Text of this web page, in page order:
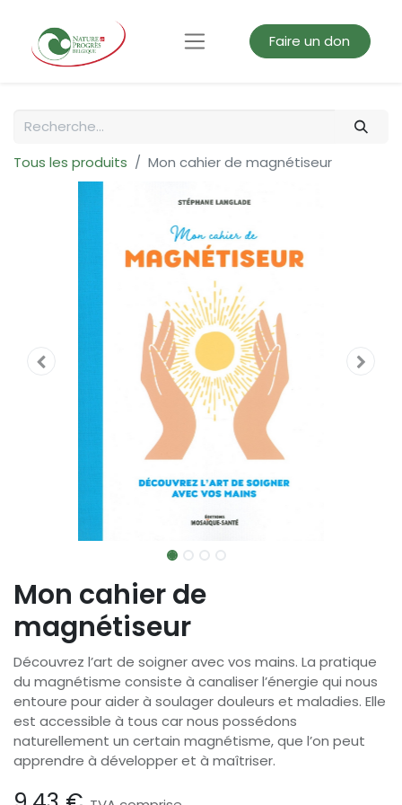
Faire un don
Tous les produits Mon cahier de magnétiseur
Mon cahier de
magnétiseur
Découvrez l’art de soigner avec vos mains. La pratique
du magnétisme consiste à canaliser l’énergie qui nous
entoure pour aider à soulager douleurs et maladies. Elle
est accessible à tous car nous possédons
naturellement un certain magnétisme, que l’on peut
apprendre à développer et à maîtriser.